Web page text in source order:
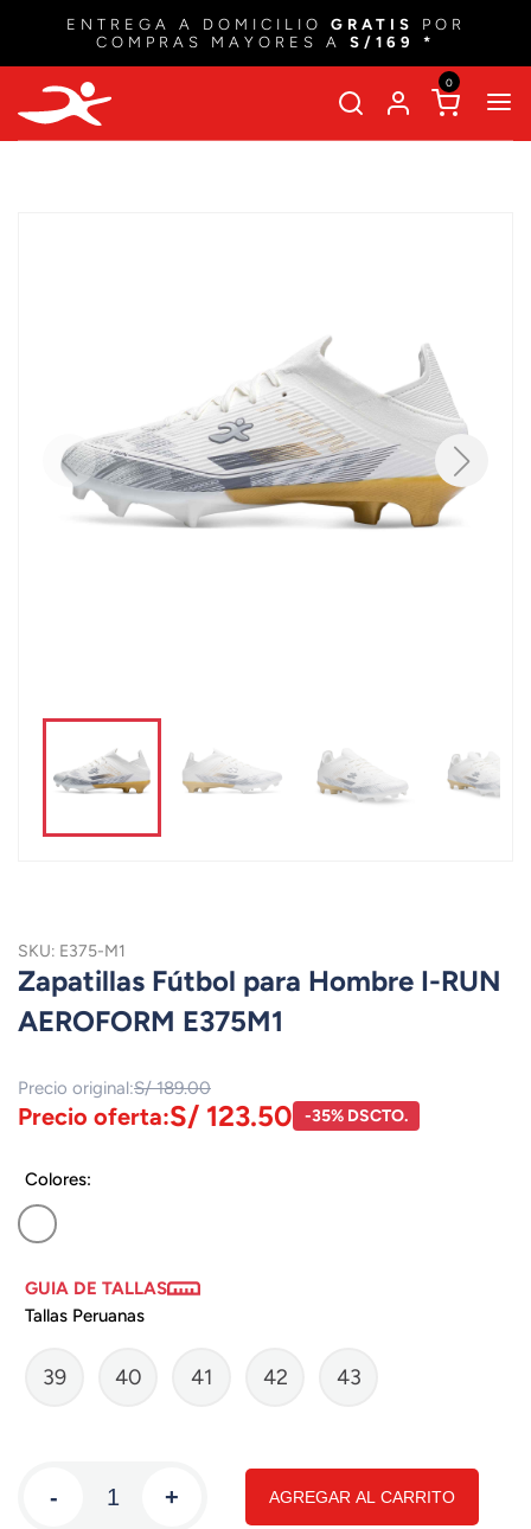
ENTREGA A DOMICILIO GRATIS
POR
COMPRAS MAYORES A S/169 *
0
SKU: E375-M1
Zapatillas Fútbol para Hombre I-RUN
AEROFORM E375M1
Precio original:S/ 189.00
Precio oferta:S/ 123.50 -35% DSCTO.
Colores:
GUIA DE TALLAS
Tallas Peruanas
39 40 41 42 43
- + AGREGAR AL CARRITO